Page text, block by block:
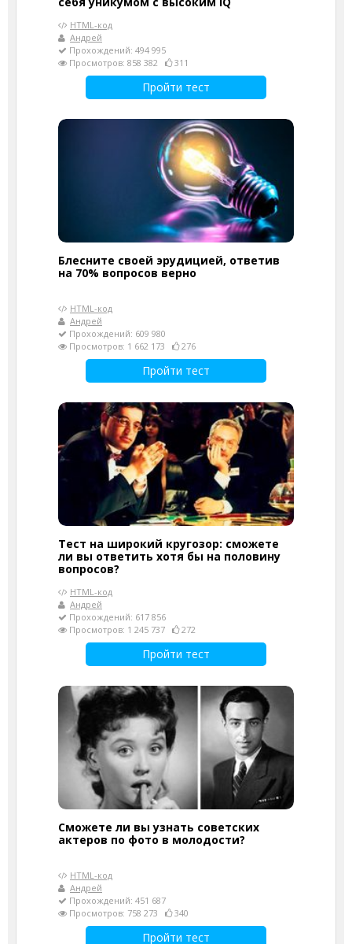
HTML-код
Андрей
Прохождений: 494 995
Просмотров: 858 382
311
Пройти тест
Блесните своей эрудицией, ответив
на 70% вопросов верно
HTML-код
Андрей
Прохождений: 609 980
Просмотров: 1 662 173
276
Пройти тест
Тест на широкий кругозор: сможете
ли вы ответить хотя бы на половину
вопросов?
HTML-код
Андрей
Прохождений: 617 856
Просмотров: 1 245 737
272
Пройти тест
Сможете ли вы узнать советских
актеров по фото в молодости?
HTML-код
Андрей
Прохождений: 451 687
Просмотров: 758 273
340
Пройти тест